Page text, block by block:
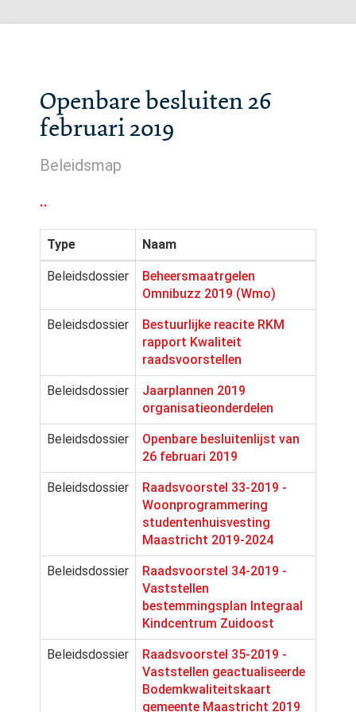
Openbare besluiten 26
februari 2019
Beleidsmap
..
Type Naam
Beleidsdossier
Beheersmaatrgelen
Omnibuzz 2019 (Wmo)
Beleidsdossier
Bestuurlijke reacite RKM
rapport Kwaliteit
raadsvoorstellen
Beleidsdossier
Jaarplannen 2019
organisatieonderdelen
Beleidsdossier
Openbare besluitenlijst van
26 februari 2019
Beleidsdossier
Raadsvoorstel 33-2019 -
Woonprogrammering
studentenhuisvesting
Maastricht 2019-2024
Beleidsdossier
Raadsvoorstel 34-2019 -
Vaststellen
bestemmingsplan Integraal
Kindcentrum Zuidoost
Beleidsdossier
Raadsvoorstel 35-2019 -
Vaststellen geactualiseerde
Bodemkwaliteitskaart
gemeente Maastricht 2019